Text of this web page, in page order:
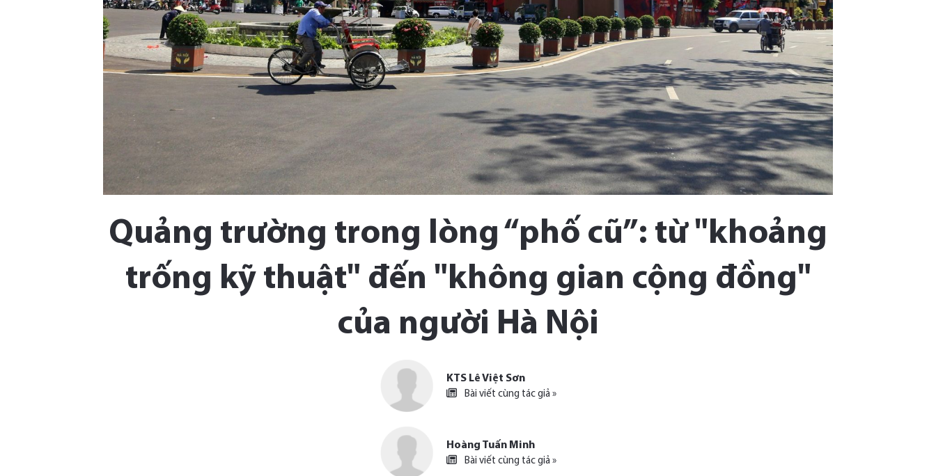
Quảng trường trong lòng “phố cũ”: từ "khoảng
trống kỹ thuật" đến "không gian cộng đồng"
của người Hà Nội
KTS Lê Việt Sơn
Bài viết cùng tác giả »
Hoàng Tuấn Minh
Bài viết cùng tác giả »